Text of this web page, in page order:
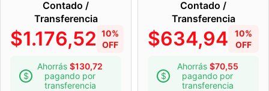
Contado /
Transferencia
$1.176,52 10%
OFF
Ahorrás $130,72
pagando por
transferencia
Contado /
Transferencia
$634,94
10%
OFF
Ahorrás $70,55
pagando por
transferencia